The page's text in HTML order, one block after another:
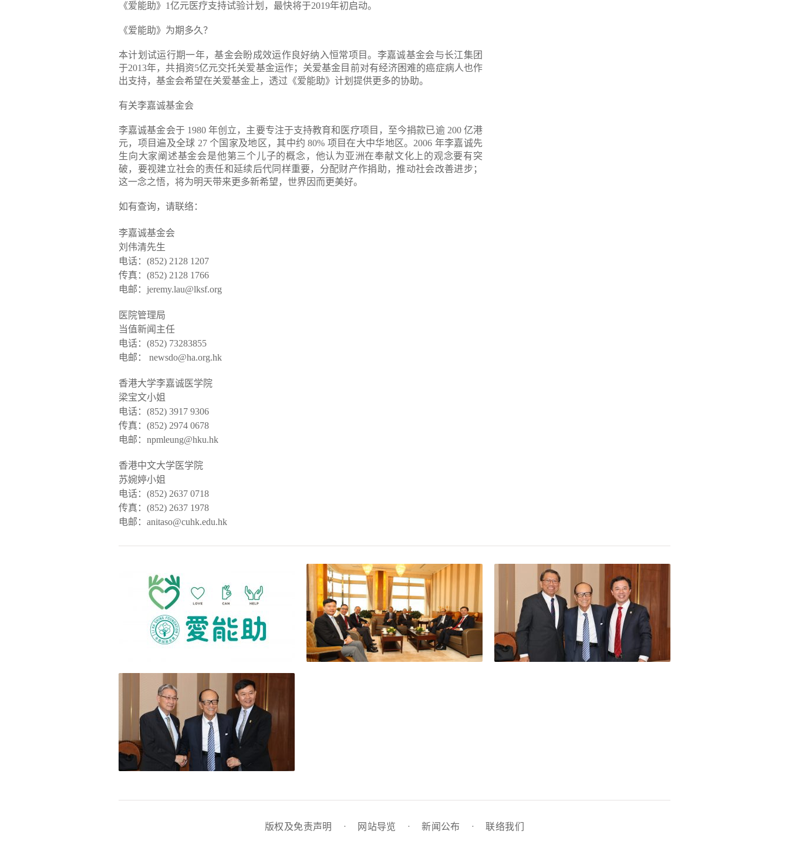
《爱能助》1亿元医疗支持试验计划，最快将于2019年初启动。
《爱能助》为期多久？
本计划试运行期一年，基金会盼成效运作良好纳入恒常项目。李嘉诚基金会与长江集团
于2013年，共捐资5亿元交托关爱基金运作；关爱基金目前对有经济困难的癌症病人也作
出支持，基金会希望在关爱基金上，透过《爱能助》计划提供更多的协助。
有关李嘉诚基金会
李嘉诚基金会于 1980 年创立，主要专注于支持教育和医疗项目，至今捐款已逾 200 亿港
元，项目遍及全球 27 个国家及地区，其中约 80% 项目在大中华地区。2006 年李嘉诚先
生向大家阐述基金会是他第三个儿子的概念，他认为亚洲在奉献文化上的观念要有突
破，要视建立社会的责任和延续后代同样重要，分配财产作捐助，推动社会改善进步；
这一念之悟，将为明天带来更多新希望，世界因而更美好。
如有查询，请联络：
李嘉诚基金会
刘伟清先生
电话：(852) 2128 1207
传真：(852) 2128 1766
电邮：jeremy.lau@lksf.org
医院管理局
当值新闻主任
电话：(852) 73283855
电邮： newsdo@ha.org.hk
香港大学李嘉诚医学院
梁宝文小姐
电话：(852) 3917 9306
传真：(852) 2974 0678
电邮：npmleung@hku.hk
香港中文大学医学院
苏婉婷小姐
电话：(852) 2637 0718
传真：(852) 2637 1978
电邮：anitaso@cuhk.edu.hk
版权及免责声明 · 网站导览 · 新闻公布 · 联络我们